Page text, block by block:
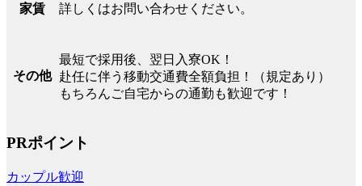
家賃 詳しくはお問い合わせください。
その他
最短で採用後、翌日入寮OK！
赴任に伴う移動交通費全額負担！（規定あり）
もちろんご自宅からの通勤も歓迎です！
PRポイント
カップル歓迎